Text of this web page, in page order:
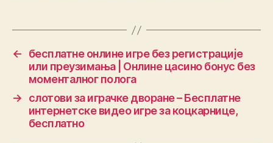
←
бесплатне онлине игре без регистрације
или преузимања | Онлине цасино бонус без
моменталног полога
→
слотови за играчке дворане – Бесплатне
интернетске видео игре за коцкарнице,
бесплатно